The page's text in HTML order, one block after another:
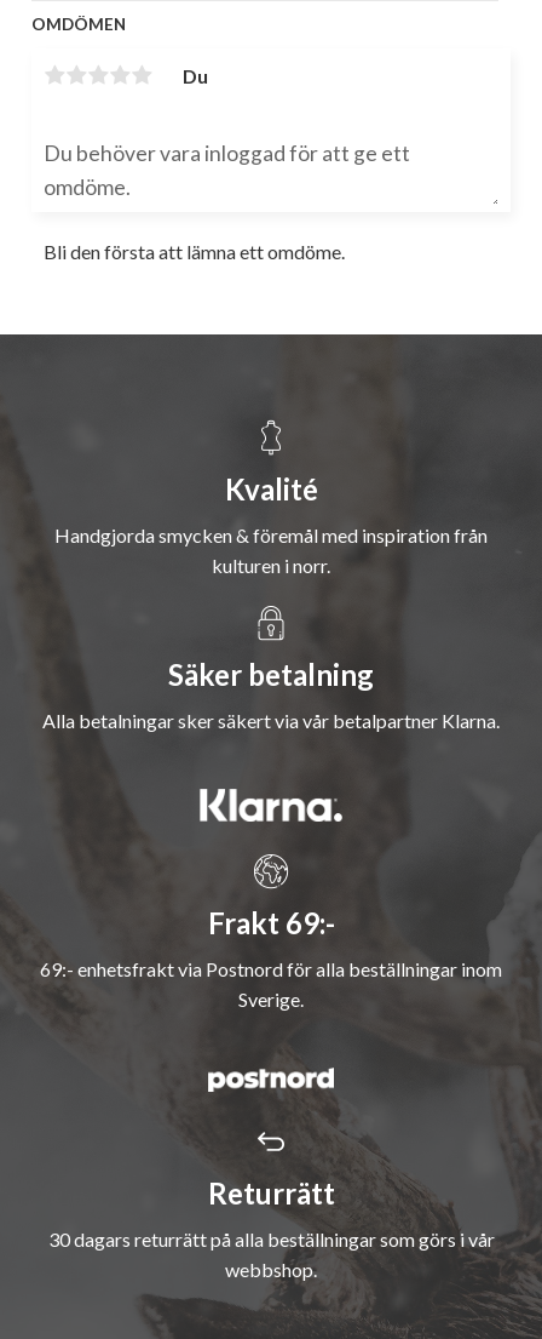
OMDÖMEN
Du
Bli den första att lämna ett omdöme.
Kvalité
Handgjorda smycken & föremål med inspiration från
kulturen i norr.
Säker betalning
Alla betalningar sker säkert via vår betalpartner Klarna.
Frakt 69:-
69:- enhetsfrakt via Postnord för alla beställningar inom
Sverige.
Returrätt
30 dagars returrätt på alla beställningar som görs i vår
webbshop.